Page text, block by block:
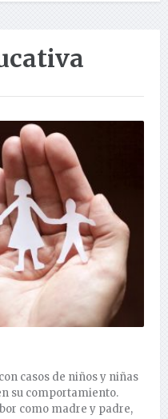
casos de niños y niñas
su comportamiento.
como madre y padre,